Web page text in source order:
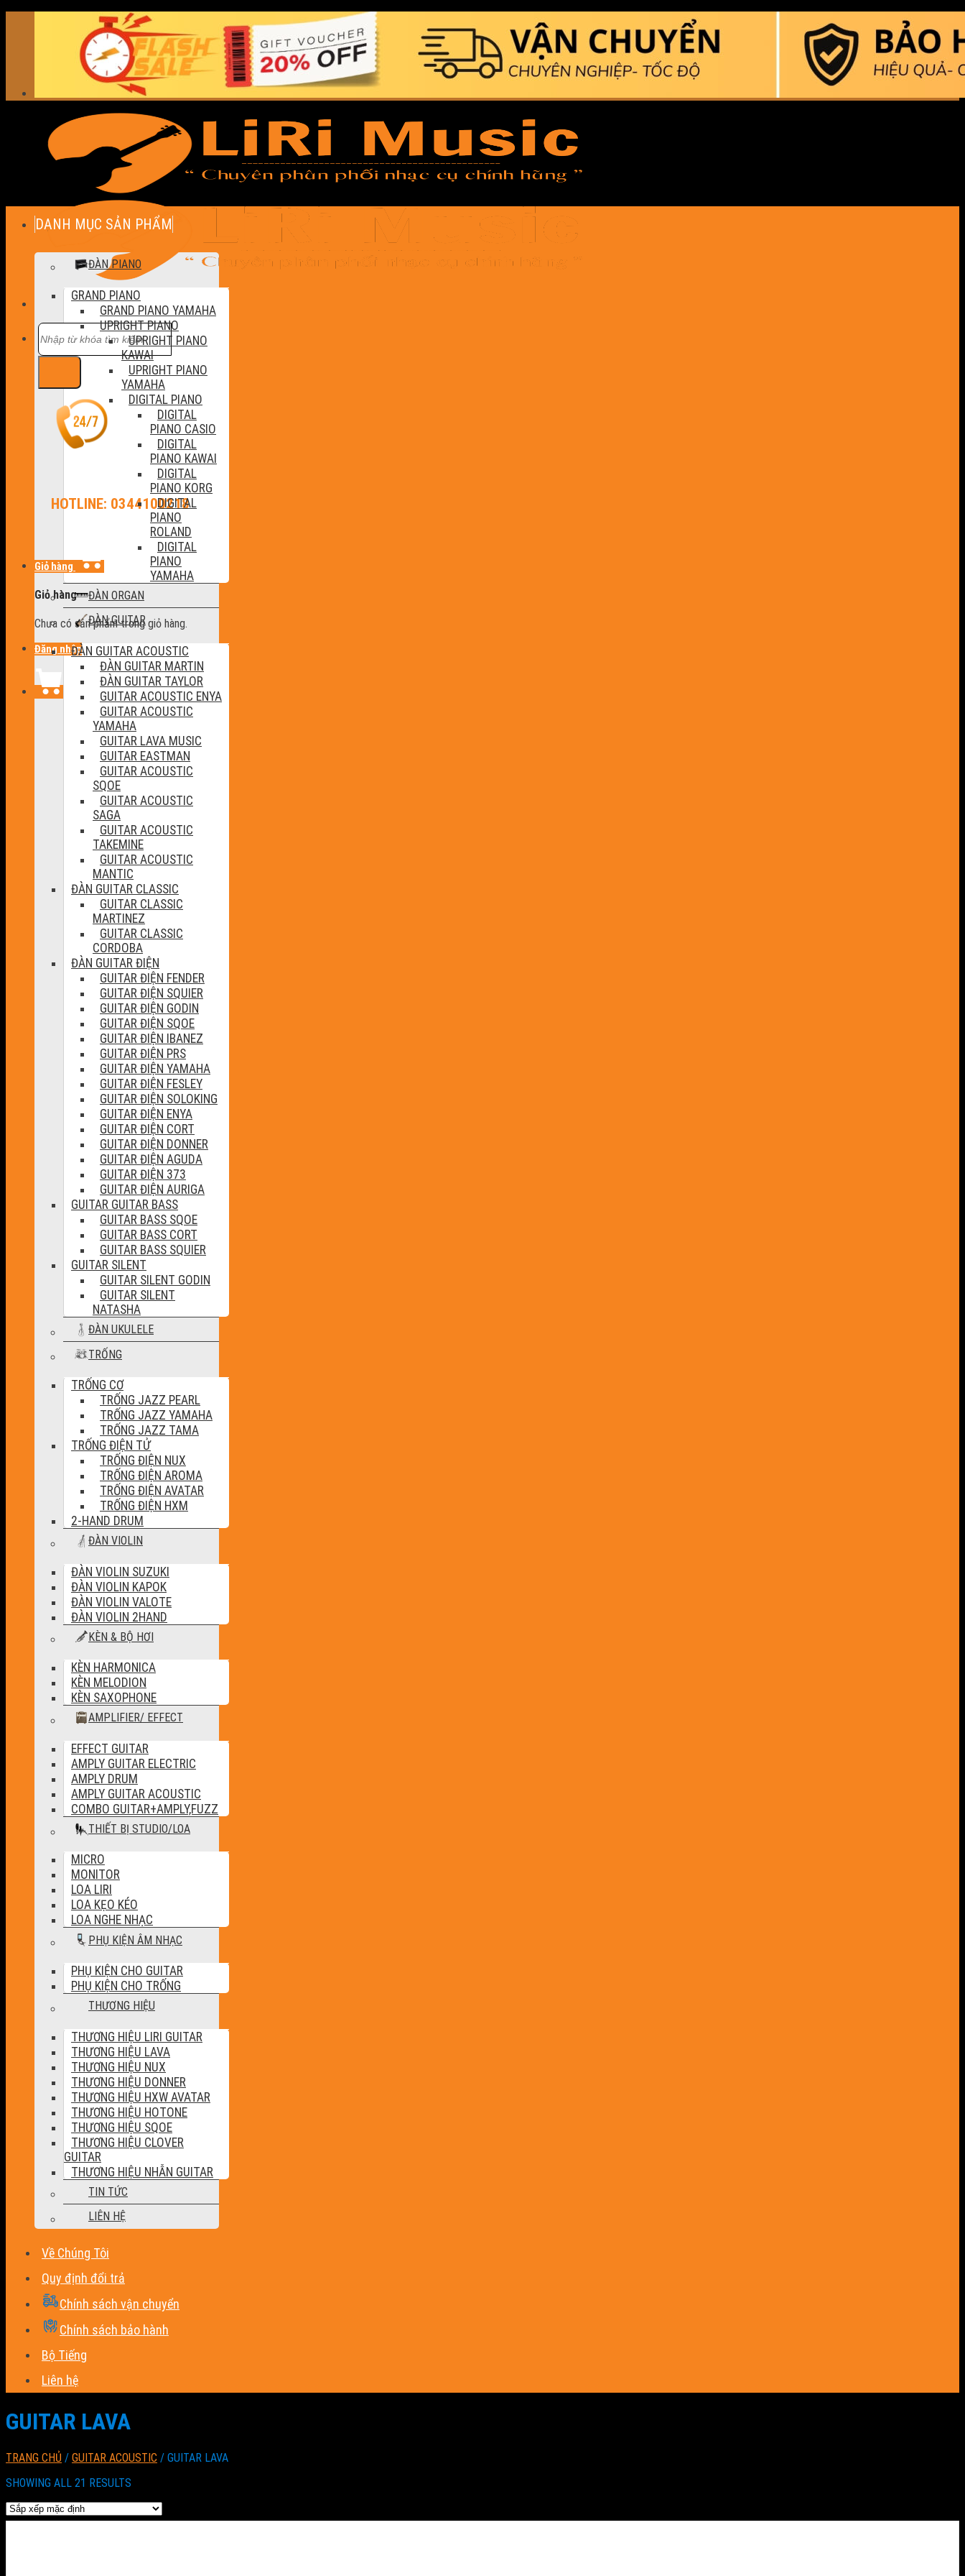
Tìm
kiếm:
HOTLINE: 0344100218
Giỏ hàng
Giỏ hàng
Chưa có sản phẩm trong giỏ hàng.
Đăng nhập
DANH MỤC SẢN PHẨM
ĐÀN PIANO
GRAND PIANO
GRAND PIANO YAMAHA
UPRIGHT PIANO
UPRIGHT PIANO
KAWAI
UPRIGHT PIANO
YAMAHA
DIGITAL PIANO
DIGITAL
PIANO CASIO
DIGITAL
PIANO KAWAI
DIGITAL
PIANO KORG
DIGITAL
PIANO
ROLAND
DIGITAL
PIANO
YAMAHA
ĐÀN ORGAN
ĐÀN GUITAR
ĐÀN GUITAR ACOUSTIC
ĐÀN GUITAR MARTIN
ĐÀN GUITAR TAYLOR
GUITAR ACOUSTIC ENYA
GUITAR ACOUSTIC
YAMAHA
GUITAR LAVA MUSIC
GUITAR EASTMAN
GUITAR ACOUSTIC
SQOE
GUITAR ACOUSTIC
SAGA
GUITAR ACOUSTIC
TAKEMINE
GUITAR ACOUSTIC
MANTIC
ĐÀN GUITAR CLASSIC
GUITAR CLASSIC
MARTINEZ
GUITAR CLASSIC
CORDOBA
ĐÀN GUITAR ĐIỆN
GUITAR ĐIỆN FENDER
GUITAR ĐIỆN SQUIER
GUITAR ĐIỆN GODIN
GUITAR ĐIỆN SQOE
GUITAR ĐIỆN IBANEZ
GUITAR ĐIỆN PRS
GUITAR ĐIỆN YAMAHA
GUITAR ĐIỆN FESLEY
GUITAR ĐIỆN SOLOKING
GUITAR ĐIỆN ENYA
GUITAR ĐIỆN CORT
GUITAR ĐIỆN DONNER
GUITAR ĐIỆN AGUDA
GUITAR ĐIỆN 373
GUITAR ĐIỆN AURIGA
GUITAR GUITAR BASS
GUITAR BASS SQOE
GUITAR BASS CORT
GUITAR BASS SQUIER
GUITAR SILENT
GUITAR SILENT GODIN
GUITAR SILENT
NATASHA
ĐÀN UKULELE
TRỐNG
TRỐNG CƠ
TRỐNG JAZZ PEARL
TRỐNG JAZZ YAMAHA
TRỐNG JAZZ TAMA
TRỐNG ĐIỆN TỬ
TRỐNG ĐIỆN NUX
TRỐNG ĐIỆN AROMA
TRỐNG ĐIỆN AVATAR
TRỐNG ĐIỆN HXM
2-HAND DRUM
ĐÀN VIOLIN
ĐÀN VIOLIN SUZUKI
ĐÀN VIOLIN KAPOK
ĐÀN VIOLIN VALOTE
ĐÀN VIOLIN 2HAND
KÈN & BỘ HƠI
KÈN HARMONICA
KÈN MELODION
KÈN SAXOPHONE
AMPLIFIER/ EFFECT
EFFECT GUITAR
AMPLY GUITAR ELECTRIC
AMPLY DRUM
AMPLY GUITAR ACOUSTIC
COMBO GUITAR+AMPLY,FUZZ
THIẾT BỊ STUDIO/LOA
MICRO
MONITOR
LOA LIRI
LOA KẸO KÉO
LOA NGHE NHẠC
PHỤ KIỆN ÂM NHẠC
PHỤ KIỆN CHO GUITAR
PHỤ KIỆN CHO TRỐNG
THƯƠNG HIỆU
THƯƠNG HIỆU LIRI GUITAR
THƯƠNG HIỆU LAVA
THƯƠNG HIỆU NUX
THƯƠNG HIỆU DONNER
THƯƠNG HIỆU HXW AVATAR
THƯƠNG HIỆU HOTONE
THƯƠNG HIỆU SQOE
THƯƠNG HIỆU CLOVER
GUITAR
THƯƠNG HIỆU NHẪN GUITAR
TIN TỨC
LIÊN HỆ
Về Chúng Tôi
Quy định đổi trả
Chính sách vận chuyển
Chính sách bảo hành
Bộ Tiếng
Liên hệ
GUITAR LAVA
TRANG CHỦ / GUITAR ACOUSTIC / GUITAR LAVA
SHOWING ALL 21 RESULTS